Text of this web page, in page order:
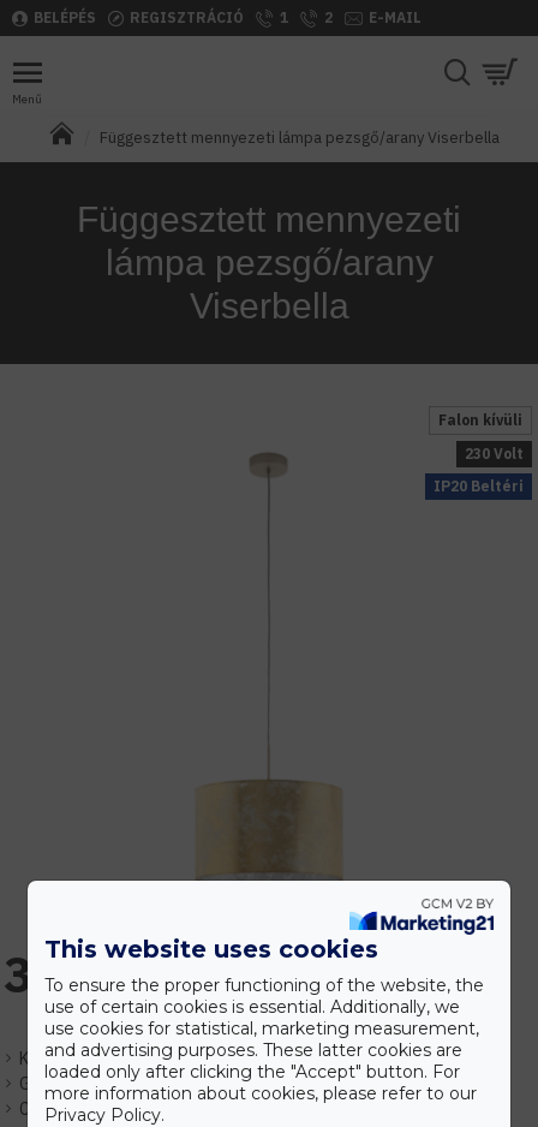
BELÉPÉS REGISZTRÁCIÓ 1 2 E-MAIL
Függesztett mennyezeti lámpa pezsgő/arany Viserbella
Függesztett mennyezeti
lámpa pezsgő/arany
Viserbella
Falon kívüli
IP20 Beltéri
230 Volt
Készlet: Várhatóan 1-3 nap
Gyártó: EGLO
Cikkszám:EHEG97643
33.990 Ft
This website uses cookies
To ensure the proper functioning of the website, the
use of certain cookies is essential. Additionally, we
use cookies for statistical, marketing measurement,
and advertising purposes. These latter cookies are
loaded only after clicking the "Accept" button. For
more information about cookies, please refer to our
Privacy Policy.